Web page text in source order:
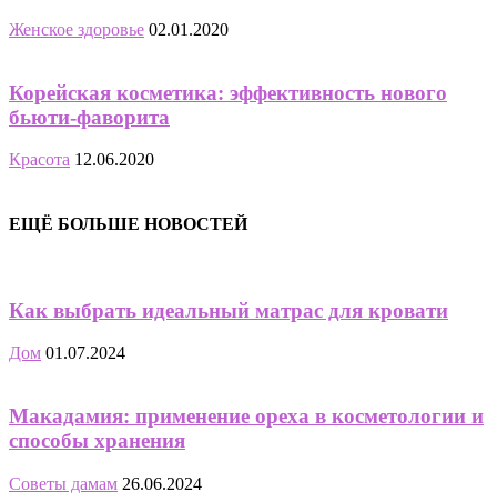
Женское здоровье 02.01.2020
Корейская косметика: эффективность нового
бьюти-фаворита
Красота 12.06.2020
ЕЩЁ БОЛЬШЕ НОВОСТЕЙ
Как выбрать идеальный матрас для кровати
Дом 01.07.2024
Макадамия: применение ореха в косметологии и
способы хранения
Советы дамам 26.06.2024